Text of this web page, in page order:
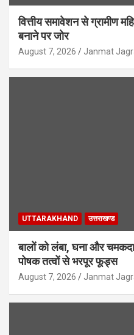
वित्तीय समावेशन से ग्रामीण
बनाने पर जोर
August 7, 2026 Janmat
UTTARAKHAND उत्तराखण्ड
बालों को लंबा, घना और
पोषक तत्वों से भरपूर फूड्स
August 7, 2026 Janmat